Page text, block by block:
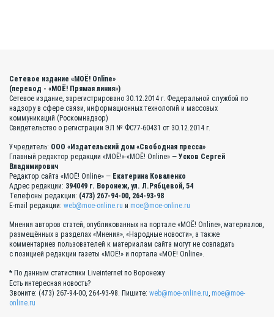
Сетевое издание «МОЁ! Online»
(перевод - «МОЁ! Прямая линия»)
Сетевое издание, зарегистрировано 30.12.2014 г. Федеральной службой по
надзору в сфере связи, информационных технологий и массовых
коммуникаций (Роскомнадзор)
Свидетельство о регистрации ЭЛ № ФС77-60431 от 30.12.2014 г.
Учредитель: ООО «Издательский дом «Свободная пресса»
Главный редактор редакции «МОЁ!»-«МОЁ! Online» — Усков Сергей
Владимирович
Редактор сайта «МОЁ! Online» — Екатерина Коваленко
Адрес редакции: 394049 г. Воронеж, ул. Л.Рябцевой, 54
Телефоны редакции: (473) 267-94-00, 264-93-98
E-mail редакции: web@moe-online.ru и moe@moe-online.ru
Мнения авторов статей, опубликованных на портале «МОЁ! Online», материалов,
размещённых в разделах «Мнения», «Народные новости», а также
комментариев пользователей к материалам сайта могут не совпадать
с позицией редакции газеты «МОЁ!» и портала «МОЁ! Online».
* По данным статистики Liveinternet по Воронежу
Есть интересная новость?
Звоните: (473) 267-94-00, 264-93-98. Пишите: web@moe-online.ru, moe@moe-
online.ru